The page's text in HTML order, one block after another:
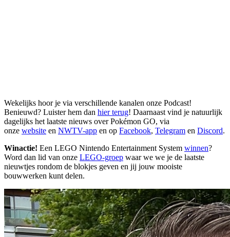
Wekelijks hoor je via verschillende kanalen onze Podcast!
Benieuwd? Luister hem dan hier terug! Daarnaast vind je natuurlijk
dagelijks het laatste nieuws over Pokémon GO, via
onze website en NWTV-app en op Facebook, Telegram en Discord.
Winactie! Een LEGO Nintendo Entertainment System winnen?
Word dan lid van onze LEGO-groep waar we we je de laatste
nieuwtjes rondom de blokjes geven en jij jouw mooiste
bouwwerken kunt delen.